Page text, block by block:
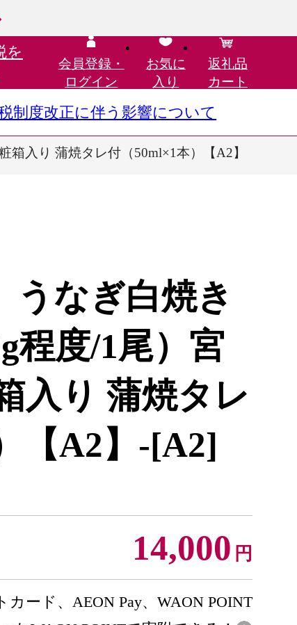
を
会員登録・
ログイン
お気に
入り
返礼品
カート
制度改正に伴う影響について
箱入り 蒲焼タレ付（50ml×1本）【A2】
うなぎ白焼き
程度/1尾）宮
入り 蒲焼タレ
【A2】-[A2]
14,000 円
カード、AEON Pay、WAON POINT